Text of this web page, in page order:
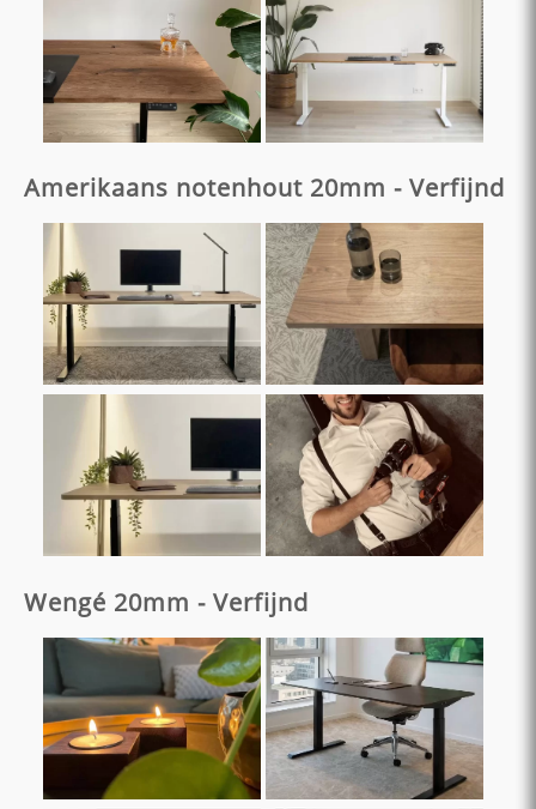
Amerikaans notenhout 20mm - Verfijnd
Wengé 20mm - Verfijnd